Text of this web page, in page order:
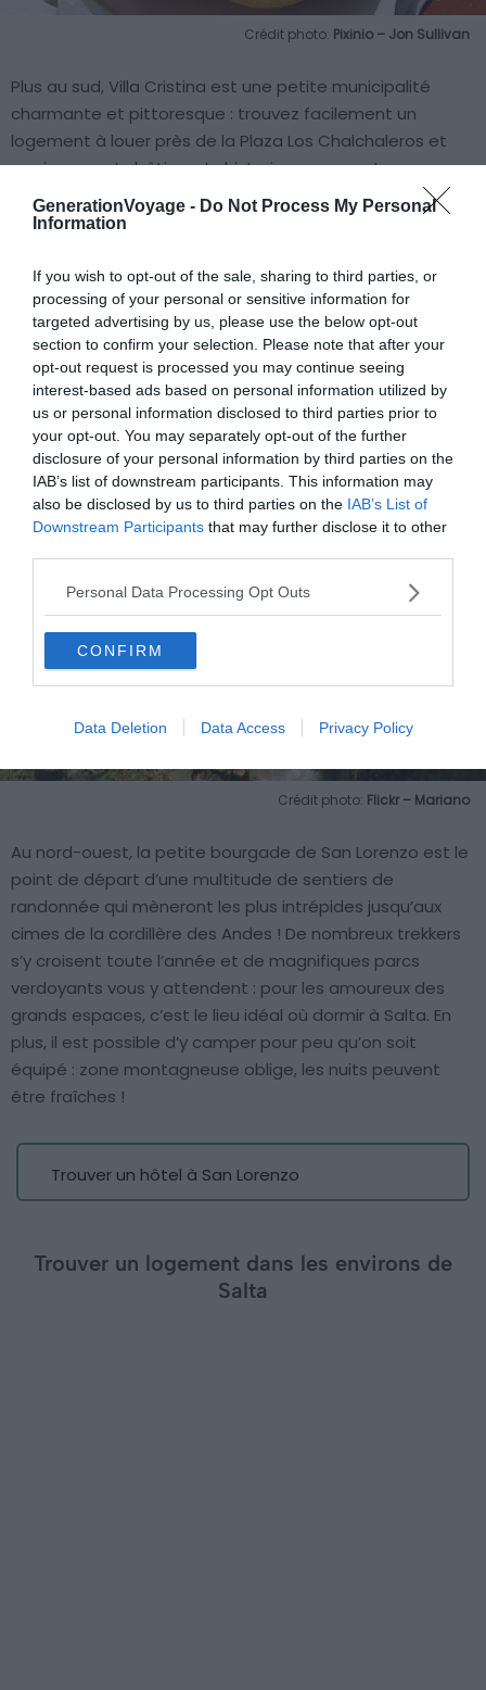
GenerationVoyage - Do Not Process My Personal
Information
If you wish to opt-out of the sale, sharing to third parties, or
processing of your personal or sensitive information for
targeted advertising by us, please use the below opt-out
section to confirm your selection. Please note that after your
opt-out request is processed you may continue seeing
interest-based ads based on personal information utilized by
us or personal information disclosed to third parties prior to
your opt-out. You may separately opt-out of the further
disclosure of your personal information by third parties on the
IAB’s list of downstream participants. This information may
also be disclosed by us to third parties on the IAB’s List of
Downstream Participants that may further disclose it to other
Personal Data Processing Opt Outs
CONFIRM
Data Deletion Data Access Privacy Policy
Crédit photo: Pixinio – Jon Sullivan
Plus au sud, Villa Cristina est une petite municipalité
charmante et pittoresque : trouvez facilement un
logement à louer près de la Plaza Los Chalchaleros et
ses imposants bâtiments historiques, ou partez
déguster un hot-dog au chimichurri (condiment pimenté
typique de la région) dans les nombreuses échoppes
modique.
Trouver un hôtel à Villa Cristina
San Lorenzo
Crédit photo: Flickr – Mariano
Au nord-ouest, la petite bourgade de San Lorenzo est le
point de départ d’une multitude de sentiers de
randonnée qui mèneront les plus intrépides jusqu’aux
cimes de la cordillère des Andes ! De nombreux trekkers
s’y croisent toute l’année et de magnifiques parcs
verdoyants vous y attendent : pour les amoureux des
grands espaces, c’est le lieu idéal où dormir à Salta. En
plus, il est possible d’y camper pour peu qu’on soit
équipé : zone montagneuse oblige, les nuits peuvent
être fraîches !
Trouver un hôtel à San Lorenzo
Trouver un logement dans les environs de
Salta